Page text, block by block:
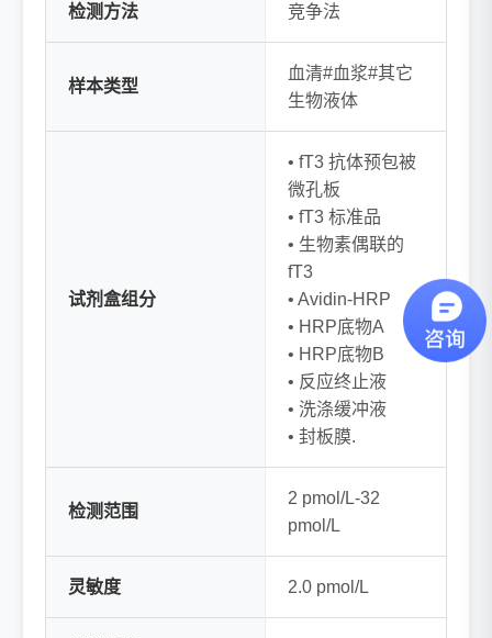
检测方法 竞争法
样本类型
血清#血浆#其它
生物液体
试剂盒组分
• fT3 抗体预包被
微孔板
• fT3 标准品
• 生物素偶联的
fT3
• Avidin-HRP
• HRP底物A
• HRP底物B
• 反应终止液
• 洗涤缓冲液
• 封板膜.
检测范围
2 pmol/L-32
pmol/L
灵敏度 2.0 pmol/L